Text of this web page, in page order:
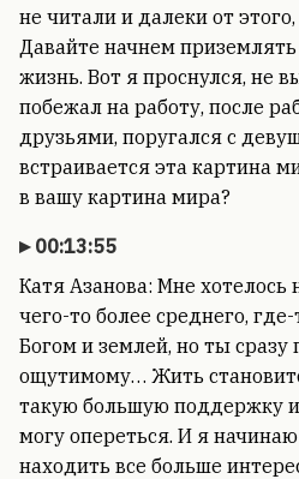
не читали и далеки от этого,
Давайте начнем
жизнь. Вот я проснулся, не
побежал на работу, после
друзьями, поругался с
встраивается эта картина
в вашу картина мира?
00:13:55
Катя Азанова: Мне хотелось
чего-то более среднего,
Богом и землей, но ты сразу
ощутимому… Жить
такую большую поддержку
могу опереться. И я
находить все больше